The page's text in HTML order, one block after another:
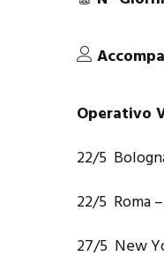
Operativo
22/5
22/5 Roma
27/5 New